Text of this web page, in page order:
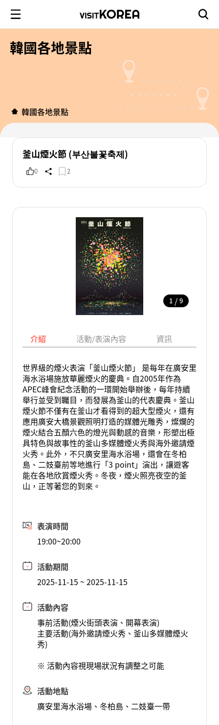
韓國各地景點
韓國各地景點
釜山煙火節 (부산불꽃축제)
0 2
1 / 9
介紹 活動/表演內容 資訊
世界級的煙火表演「釜山煙火節」 是每年在廣安里
海水浴場施放華麗煙火的慶典。自2005年作為
APEC峰會紀念活動的一環開始舉辦後，每年持續
舉行並受到矚目，而發展為釜山的代表慶典。釜山
煙火節不僅有在釜山才看得到的超大型煙火，還有
應用廣安大橋景觀照明打造的媒體光雕秀，燦爛的
煙火結合五顏六色的燈光與動感的音樂，形塑出極
具特色與故事性的釜山多媒體煙火秀與海外邀請煙
火秀。此外，不只廣安里海水浴場，還會在冬柏
島、二妓臺前等地進行「3 point」演出，讓遊客
能在各地欣賞煙火秀。冬夜，煙火照亮夜空的釜
山，正等著您的到來。
表演時間
19:00~20:00
活動期間
2025-11-15 ~ 2025-11-15
活動內容
事前活動(煙火街頭表演、開幕表演)
主要活動(海外邀請煙火秀、釜山多媒體煙火
秀)
※ 活動內容視現場狀況有調整之可能
活動地點
廣安里海水浴場、冬柏島、二妓臺一帶